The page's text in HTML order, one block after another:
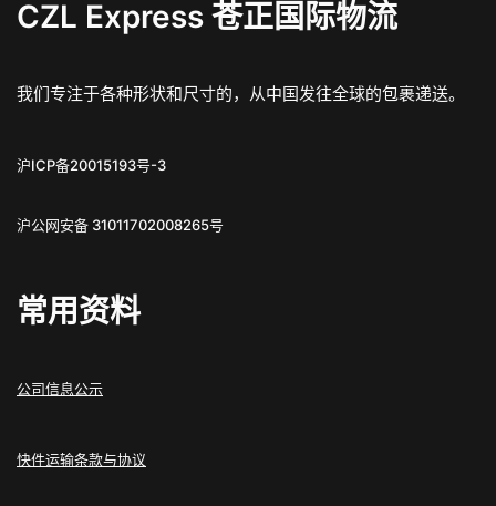
CZL Express 苍正国际物流
我们专注于各种形状和尺寸的，从中国发往全球的包裹递送。
沪ICP备20015193号-3
沪公网安备 31011702008265号
常用资料
公司信息公示
快件运输条款与协议